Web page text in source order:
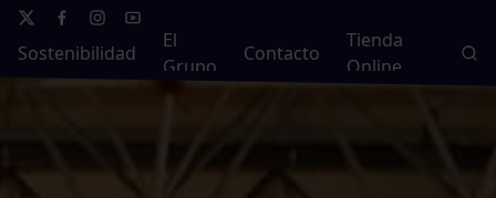
Sostenibilidad
El
Grupo
Contacto
Tienda
Online